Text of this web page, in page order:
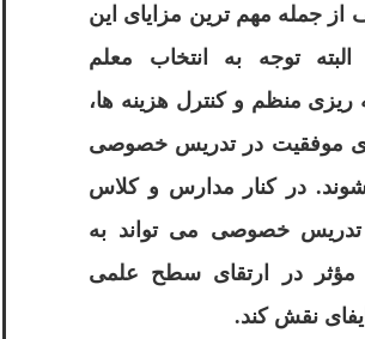
جمله مهم ترین مزایای این
توجه به انتخاب معلم
ریزی منظم و کنترل هزینه ها،
موفقیت در تدریس خصوصی
در کنار مدارس و کلاس
خصوصی می تواند به
مؤثر در ارتقای سطح علمی
نقش کند.